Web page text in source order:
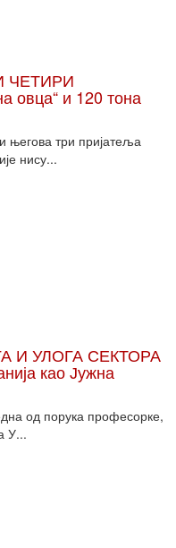
ЧЕТИРИ
и 120 тона
његова три пријатеља
нису...
И УЛОГА СЕКТОРА
као Јужна
од порука професорке,
У...